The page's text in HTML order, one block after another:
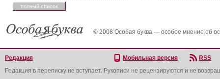
полный список
© 2008 Особая буква — особое мнение об
Редакция Мобильная версия
RSS
Редакция в переписку не вступает. Рукописи не рецензируются и не